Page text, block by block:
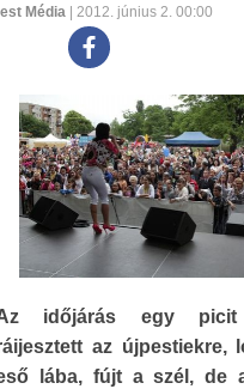
Média | 2012. június 2. 00:00
időjárás egy picit
az újpestiekre,
lába, fújt a szél, de